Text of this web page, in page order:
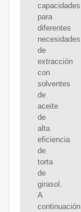
capacidades
para
diferentes
necesidades
de
extracción
con
solventes
de
aceite
de
alta
eficiencia
de
torta
de
girasol.
A
continuación